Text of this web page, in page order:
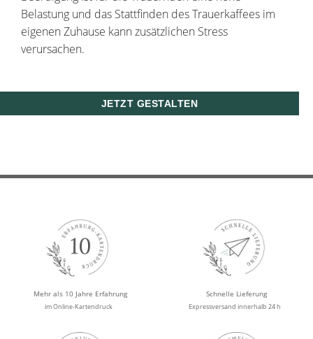
Belastung und das Stattfinden des Trauerkaffees im
eigenen Zuhause kann zusätzlichen Stress
verursachen.
JETZT GESTALTEN
Mehr als 10 Jahre Erfahrung
im Online-Kartendruck
Schnelle Lieferung
Expressversand innerhalb 24 h